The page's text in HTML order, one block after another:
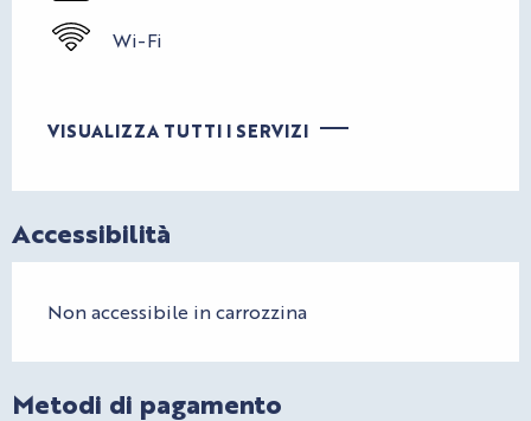
Wi-Fi
VISUALIZZA TUTTI I SERVIZI
Accessibilità
Non accessibile in carrozzina
Metodi di pagamento